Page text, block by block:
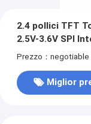
2.4 pollici TFT
2.5V-3.6V SPI
Prezzo：negotiable
Miglior